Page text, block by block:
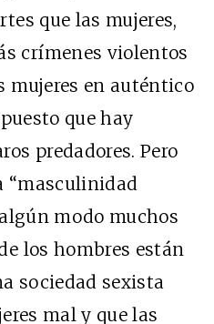
que las mujeres,
crímenes violentos
mujeres en auténtico
que hay
predadores. Pero
“masculinidad
modo muchos
los hombres están
sociedad sexista
mal y que las